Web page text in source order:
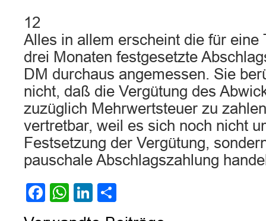
12
Alles in allem erscheint die für eine
drei Monaten festgesetzte
DM durchaus angemessen. Sie
nicht, daß die Vergütung des
zuzüglich Mehrwertsteuer zu
vertretbar, weil es sich noch nicht
Festsetzung der Vergütung,
pauschale Abschlagszahlung
Facebook
WhatsApp
LinkedIn